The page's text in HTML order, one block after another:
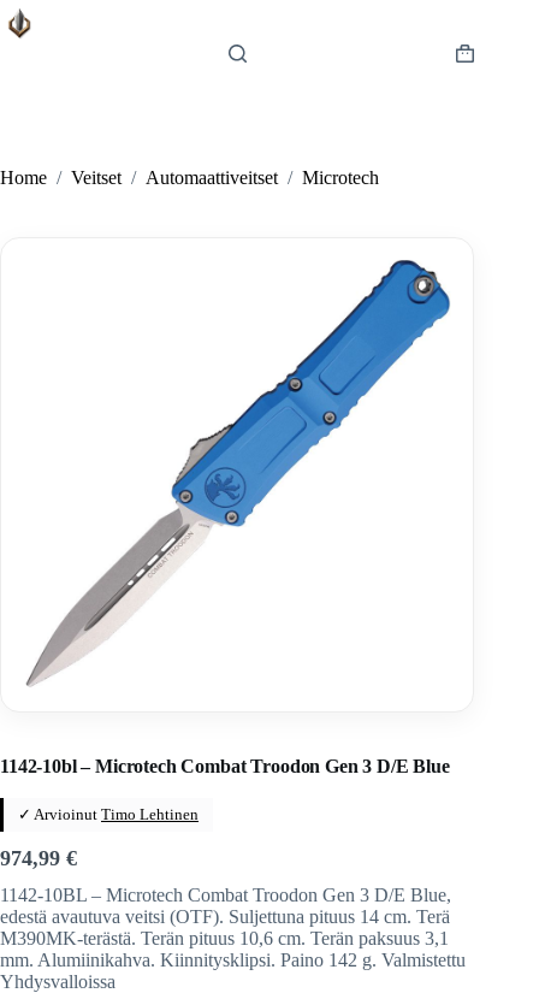
Skip
to
Shopping
Home / Veitset / Automaattiveitset / Microtech
1142-10bl – Microtech Combat Troodon Gen 3 D/E Blue
✓ Arvioinut Timo Lehtinen
974,99 €
1142-10BL – Microtech Combat Troodon Gen 3 D/E Blue,
edestä avautuva veitsi (OTF). Suljettuna pituus 14 cm. Terä
M390MK-terästä. Terän pituus 10,6 cm. Terän paksuus 3,1
mm. Alumiinikahva. Kiinnitysklipsi. Paino 142 g. Valmistettu
Yhdysvalloissa